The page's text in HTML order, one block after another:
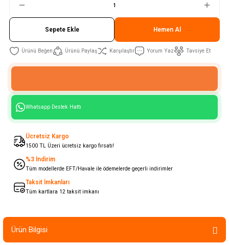
Sepete Ekle Hemen Al
Ürünü Paylaş Karşılaştır Yorum Yaz Tavsiye Et
Whatsapp Destek Hattı
Ücretsiz Kargo
1500 TL Üzeri ücretsiz kargo fırsatı!
%3 İndirim
Tüm modellerde EFT/Havale ile ödemelerde geçerli indirimler
Taksit İmkanları
Tüm kartlara 12 taksit imkanı
Ürün Bilgisi